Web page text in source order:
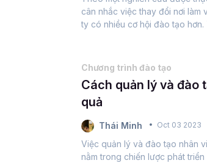
cân nhắc việc thay đổi nơi làm
ty có nhiều cơ hội đào tạo
Chương trình đào tạo
Cách quản lý và đào
quả
Thái Minh Oct 03 2023
Việc quản lý và đào tạo nhân
nằm trong chiến lược phát